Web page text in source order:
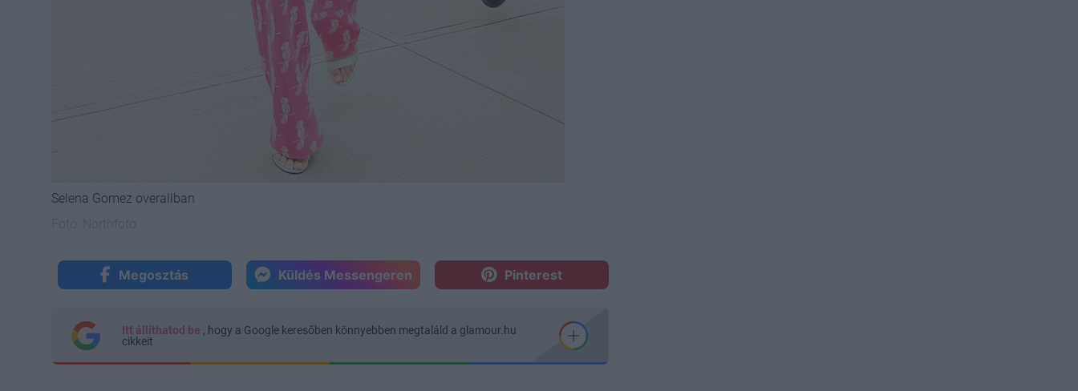
Selena Gomez overallban
Megosztás Küldés Messengeren Pinterest
Itt állíthatod be , hogy a Google keresőben könnyebben megtaláld a glamour.hu
cikkeit